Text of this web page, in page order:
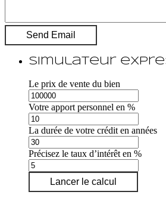
Simulateur
Le prix de vente du bien
Votre apport personnel en %
La durée de votre crédit en années
Précisez le taux d’intérêt en %
Lancer le calcul